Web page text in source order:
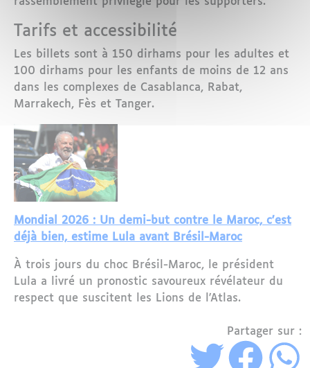
Tarifs et accessibilité
Les billets sont à 150 dirhams pour les adultes et
100 dirhams pour les enfants de moins de 12 ans
dans les complexes de Casablanca, Rabat,
Marrakech, Fès et Tanger.
Mondial 2026 : Un demi-but contre le Maroc, c'est
déjà bien, estime Lula avant Brésil-Maroc
À trois jours du choc Brésil-Maroc, le président
Lula a livré un pronostic savoureux révélateur du
respect que suscitent les Lions de l'Atlas.
Partager sur :